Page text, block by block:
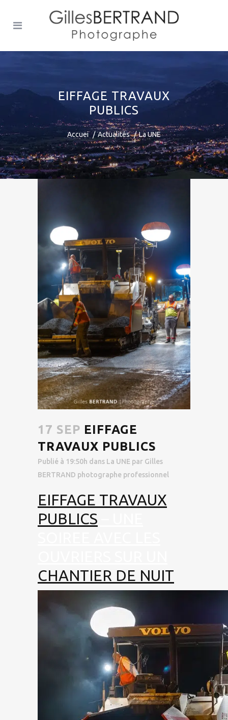
EIFFAGE TRAVAUX
PUBLICS
Accuei Actualités La UNE
17 SEP EIFFAGE
TRAVAUX PUBLICS
Publié à 19:50h dans La UNE par Gilles
BERTRAND photographe professionnel
EIFFAGE TRAVAUX
PUBLICS
CHANTIER DE NUIT